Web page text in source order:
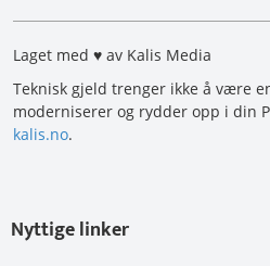
Laget med ♥ av Kalis Media
Teknisk gjeld trenger ikke å være
moderniserer og rydder opp i din
kalis.no.
Nyttige linker